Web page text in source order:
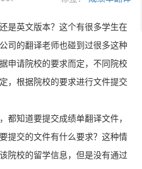
是英文版本？这个有很多学生在
司的翻译老师也碰到过很多这种
申请院校的要求而定，不同院校
，根据院校的要求进行文件提交
都知道要提交成绩单翻译文件，
提交的文件有什么要求？这种情
院校的留学信息，但是没有通过